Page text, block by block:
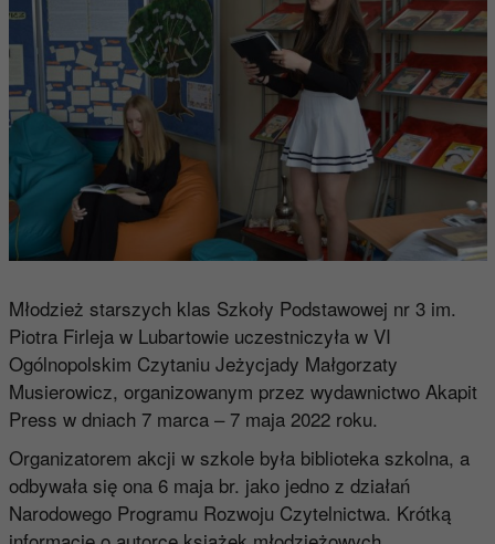
Młodzież starszych klas Szkoły Podstawowej nr 3 im.
Piotra Firleja w Lubartowie uczestniczyła w VI
Ogólnopolskim Czytaniu Jeżycjady Małgorzaty
Musierowicz, organizowanym przez wydawnictwo Akapit
Press w dniach 7 marca – 7 maja 2022 roku.
Organizatorem akcji w szkole była biblioteka szkolna, a
odbywała się ona 6 maja br. jako jedno z działań
Narodowego Programu Rozwoju Czytelnictwa. Krótką